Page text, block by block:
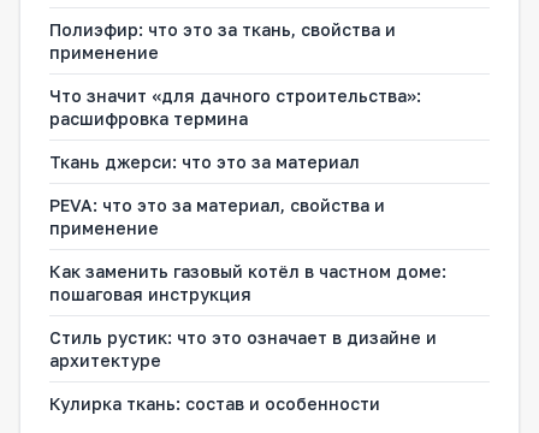
Полиэфир: что это за ткань, свойства и
применение
Что значит «для дачного строительства»:
расшифровка термина
Ткань джерси: что это за материал
PEVA: что это за материал, свойства и
применение
Как заменить газовый котёл в частном доме:
пошаговая инструкция
Стиль рустик: что это означает в дизайне и
архитектуре
Кулирка ткань: состав и особенности